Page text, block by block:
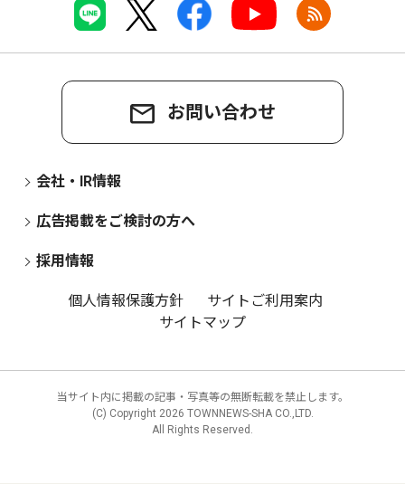
お問い合わせ
会社・IR情報
広告掲載をご検討の方へ
採用情報
個人情報保護方針
サイトご利用案内
サイトマップ
当サイト内に掲載の記事・写真等の無断転載を禁止します。
(C) Copyright 2026 TOWNNEWS-SHA CO.,LTD.
All Rights Reserved.